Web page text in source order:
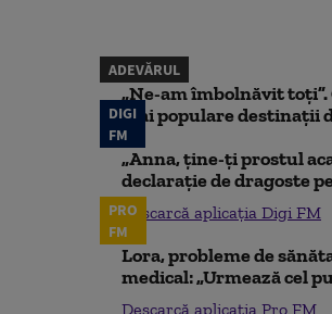
ADEVĂRUL
„Ne-am îmbolnăvit
mai populare destinații
DIGI
FM
„Anna, ţine-ţi prostul
declaraţie de dragoste
Descarcă aplicația Digi FM
PRO
FM
Lora, probleme de
medical: „Urmează cel
Descarcă aplicația Pro FM